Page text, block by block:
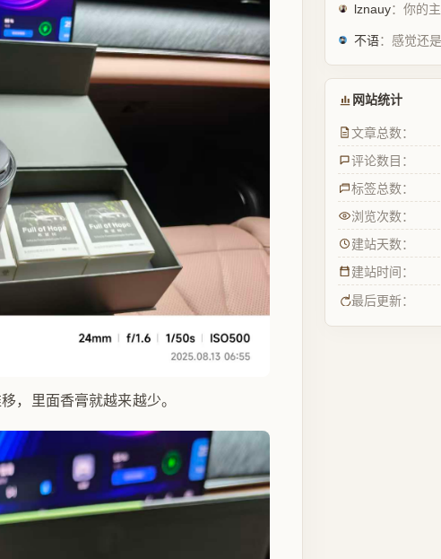
，里面香膏就越来越少。
lznauy：你的主题确实挺精致的，
不语：感觉还是
网站统计
文章总数：
评论数目：
标签总数：
浏览次数：
建站天数：
建站时间：
最后更新：